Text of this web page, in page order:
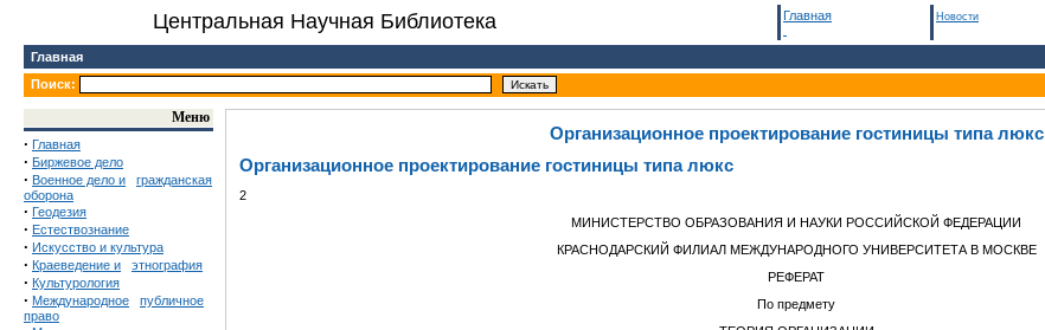
Центральная Научная Библиотека Главная Новости
Главная
Поиск:
Меню
· Главная
· Биржевое дело
· Военное дело и
гражданская
оборона
· Геодезия
· Естествознание
· Искусство и культура
· Краеведение и этнография
· Культурология
· Международное
публичное
право
Организационное проектирование гостиницы типа люкс
Организационное проектирование гостиницы типа люкс
2
МИНИСТЕРСТВО ОБРАЗОВАНИЯ И НАУКИ РОССИЙСКОЙ ФЕДЕРАЦИИ
КРАСНОДАРСКИЙ ФИЛИАЛ МЕЖДУНАРОДНОГО УНИВЕРСИТЕТА В МОСКВЕ
РЕФЕРАТ
По предмету